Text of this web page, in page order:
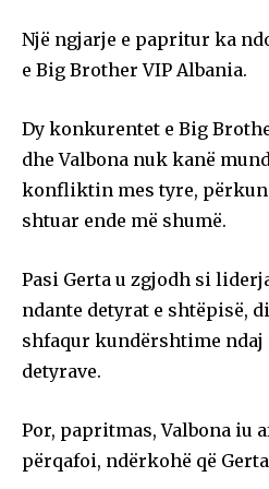
Një ngjarje e papritur ka
e Big Brother VIP Albania.
Dy konkurentet e Big
dhe Valbona nuk kanë
konfliktin mes tyre,
shtuar ende më shumë.
Pasi Gerta u zgjodh si
ndante detyrat e shtëpisë,
shfaqur kundërshtime ndaj
detyrave.
Por, papritmas, Valbona iu
përqafoi, ndërkohë që